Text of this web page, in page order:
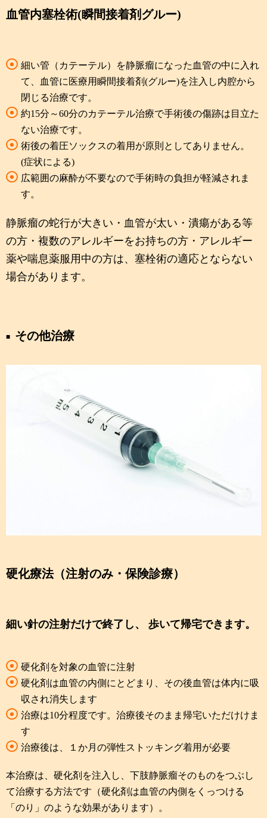
血管内塞栓術(瞬間接着剤グルー)
細い管（カテーテル）を静脈瘤になった血管の中に入れ
て、血管に医療用瞬間接着剤(グルー)を注入し内腔から
閉じる治療です。
約15分～60分のカテーテル治療で手術後の傷跡は目立た
ない治療です。
術後の着圧ソックスの着用が原則としてありません。
(症状による)
広範囲の麻酔が不要なので手術時の負担が軽減されま
す。
静脈瘤の蛇行が大きい・血管が太い・潰瘍がある等
の方・複数のアレルギーをお持ちの方・アレルギー
薬や喘息薬服用中の方は、塞栓術の適応とならない
場合があります。
その他治療
硬化療法（注射のみ・保険診療）
細い針の注射だけで終了し、 歩いて帰宅できます。
硬化剤を対象の血管に注射
硬化剤は血管の内側にとどまり、その後血管は体内に吸
収され消失します
治療は10分程度です。治療後そのまま帰宅いただけけま
す
治療後は、１か月の弾性ストッキング着用が必要
本治療は、硬化剤を注入し、下肢静脈瘤そのものをつぶし
て治療する方法です（硬化剤は血管の内側をくっつける
「のり」のような効果があります）。